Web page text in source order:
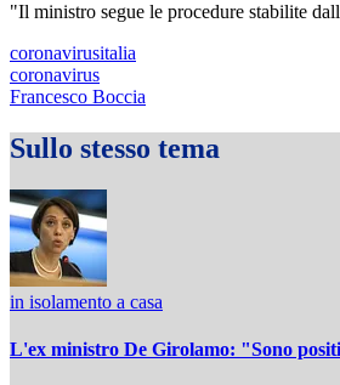
"Il ministro segue le procedure stabilite
coronavirusitalia
coronavirus
Francesco Boccia
Sullo stesso tema
in isolamento a casa
L'ex ministro De Girolamo: "Sono